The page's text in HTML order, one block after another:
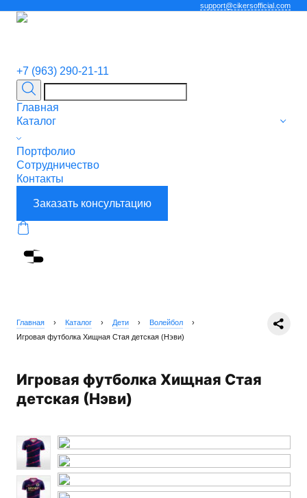
support@cikersofficial.com
+7 (963) 290-21-11
Главная
Каталог
Портфолио
Сотрудничество
Контакты
Заказать консультацию
Главная › Каталог › Дети › Волейбол
›
Игровая футболка Хищная Стая детская (Нэви)
Игровая футболка Хищная Стая
детская (Нэви)